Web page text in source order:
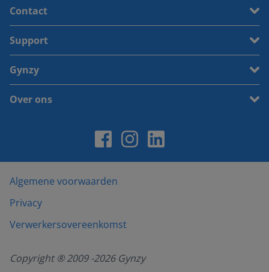
Contact
Support
Gynzy
Over ons
Algemene voorwaarden
Privacy
Verwerkersovereenkomst
Copyright ® 2009 -2026Gynzy